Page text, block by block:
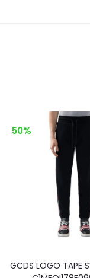
50%
GCDS LOGO TAPE